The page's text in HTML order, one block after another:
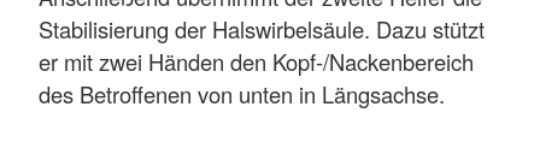
Stabilisierung der Halswirbelsäule. Dazu stützt
er mit zwei Händen den Kopf-/Nackenbereich
des Betroffenen von unten in Längsachse.